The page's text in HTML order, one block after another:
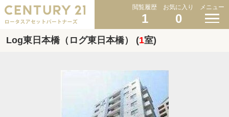
閲覧履歴
1
お気に入り
0
メニュー
Log東日本橋（ログ東日本橋） (1室)